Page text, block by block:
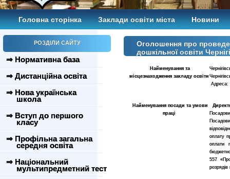
Головна сторінка Заклади освіти міста Новини
РОЗДІЛИ САЙТУ
⇒ Нормативна база
⇒ Дистанційна освіта
⇒ Нова українська
школа
⇒ Вступ до першого
класу
⇒ Профільна загальна
середня освіта
⇒ Національний
мультипредметний тест
Оголошення про
дошкільної освіти
Найменування та
місцезнаходження закладу освіти
Адреса:
Найменування посади та умови
праці
оплату
оплати
557
розрядів